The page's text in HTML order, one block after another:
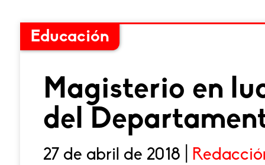
Educación
Magisterio en
del
27 de abril de 2018 |